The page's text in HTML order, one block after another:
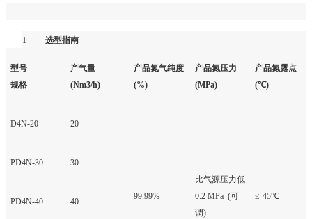
1 选型指南
型号
规格
产气量
(Nm3/h)
产品氮气纯度
(%)
产品氮压力
(MPa)
产品氮露点
(℃)
D4N-20 20
99.99%
比气源压力低
0.2 MPa (可
调)
≤-45℃
PD4N-30 30
PD4N-40 40